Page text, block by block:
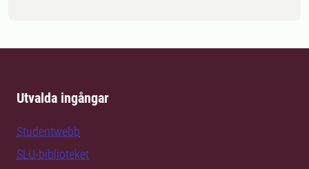
Utvalda ingångar
Studentwebb
SLU-biblioteket